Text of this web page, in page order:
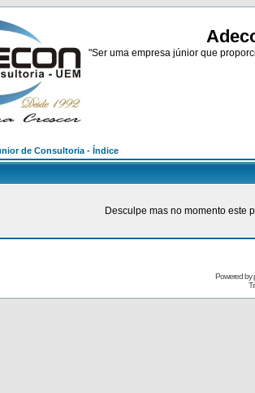
"Ser uma empresa júnior que
de Consultoria - Índice
Desculpe mas no momento este
Powered by